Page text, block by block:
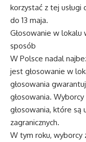
korzystać z tej
do 13 maja.
Głosowanie w lokalu
sposób
W Polsce nadal
jest głosowanie w
głosowania
głosowania.
głosowania, które
zagranicznych.
W tym roku, wyborcy